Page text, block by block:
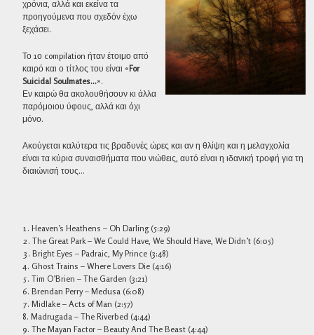
χρόνια, αλλά και εκείνα τα
προηγούμενα που σχεδόν έχω
ξεχάσει.
Το 1ο compilation ήταν έτοιμο από
καιρό και ο τίτλος του είναι «For
Suicidal Soulmates…».
Εν καιρώ θα ακολουθήσουν κι άλλα
παρόμοιου ύφους, αλλά και όχι
μόνο.
Ακούγεται καλύτερα τις βραδυνές ώρες και αν η θλίψη και η μελαγχολία
είναι τα κύρια συναισθήματα που νιώθεις, αυτό είναι η ιδανική τροφή για τη
διαιώνισή τους…
Heaven’s Heathens – Oh Darling (5:29)
The Great Park – We Could Have, We Should Have, We Didn’t (6:05)
Bright Eyes – Padraic, My Prince (3:48)
Ghost Trains – Where Lovers Die (4:16)
Tim O’Brien – The Garden (3:21)
Brendan Perry – Medusa (6:08)
Midlake – Acts of Man (2:57)
Madrugada – The Riverbed (4:44)
The Mayan Factor – Beauty And The Beast (4:44)